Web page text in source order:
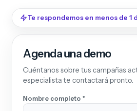
Te respondemos en menos de 1
Agenda una demo
Cuéntanos sobre tus campañas
especialista te contactará pronto.
Nombre completo *